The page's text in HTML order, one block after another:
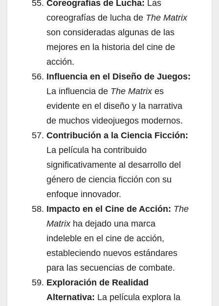
Coreografías de Lucha: Las
coreografías de lucha de The Matrix
son consideradas algunas de las
mejores en la historia del cine de
acción.
Influencia en el Diseño de Juegos:
La influencia de The Matrixes
evidente en el diseño y la narrativa
de muchos videojuegos modernos.
Contribución a la Ciencia Ficción:
La película ha contribuido
significativamente al desarrollo del
género de ciencia ficción con su
enfoque innovador.
Impacto en el Cine de Acción: The
Matrixha dejado una marca
indeleble en el cine de acción,
estableciendo nuevos estándares
para las secuencias de combate.
Exploración de Realidad
Alternativa: La película explora la